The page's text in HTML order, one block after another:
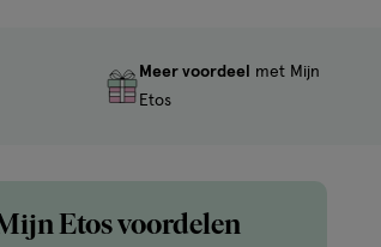
Meer voordeel
met Mijn
Etos
Etos voordelen